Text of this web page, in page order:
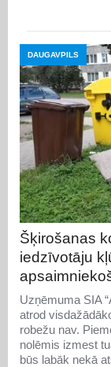
DAUGAVPILS
Šķirošanas
iedzīvotāju
Uzņēmuma SIA
atrod
robežu nav.
nolēmis izmest
būs labāk nekā